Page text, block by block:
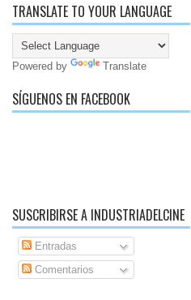
TRANSLATE TO YOUR LANGUAGE
Powered by Translate
SÍGUENOS EN FACEBOOK
SUSCRIBIRSE A INDUSTRIADELCINE
Entradas
Comentarios